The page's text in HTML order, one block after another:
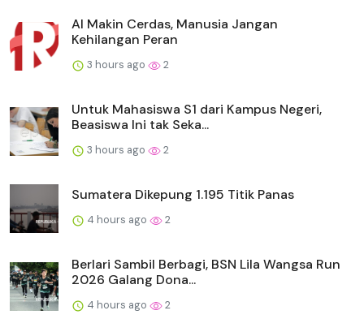
AI Makin Cerdas, Manusia Jangan
Kehilangan Peran
3 hours ago 2
Untuk Mahasiswa S1 dari Kampus Negeri,
Beasiswa Ini tak Seka...
3 hours ago 2
Sumatera Dikepung 1.195 Titik Panas
4 hours ago 2
Berlari Sambil Berbagi, BSN Lila Wangsa Run
2026 Galang Dona...
4 hours ago 2